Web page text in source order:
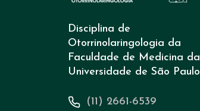
Disciplina de
Otorrinolaringologia da
Faculdade de Medicina da
Universidade de São Paulo
(11) 2661-6539